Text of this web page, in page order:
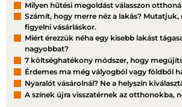
Milyen hűtési megoldást válasszon
Számít, hogy merre néz a lakás? Mutatjuk,
figyelni vásárláskor.
Miért érezzük néha egy kisebb lakást
nagyobbat?
7 költséghatékony módszer, hogy
Érdemes ma még vályogból vagy földből
Nyaralót vásárolnál? Ne a helyszín
A színek újra visszatérnek az otthonokba,